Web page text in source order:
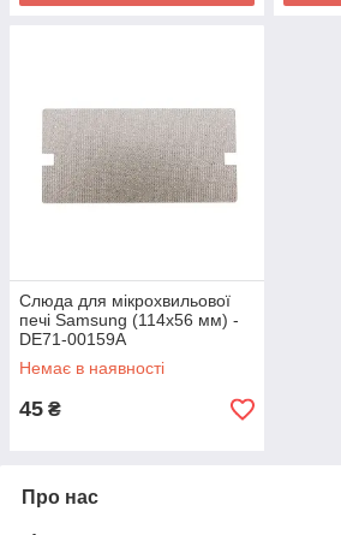
Слюда для мікрохвильової
печі Samsung (114x56 мм) -
DE71-00159A
Немає в наявності
45 ₴
Про нас